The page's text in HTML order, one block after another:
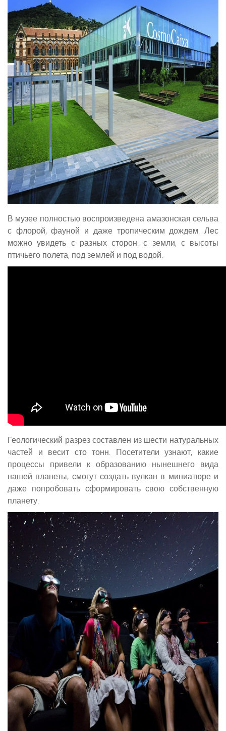
В музее полностью воспроизведена амазонская сельва
с флорой, фауной и даже тропическим дождем. Лес
можно увидеть с разных сторон: с земли, с высоты
птичьего полета, под землей и под водой.
Геологический разрез составлен из шести натуральных
частей и весит сто тонн. Посетители узнают, какие
процессы привели к образованию нынешнего вида
нашей планеты, смогут создать вулкан в миниатюре и
даже попробовать сформировать свою собственную
планету.